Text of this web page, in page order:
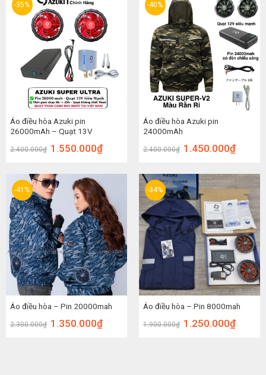
-35%
Áo điều hòa Azuki pin
26000mAh – Quạt 13V
2.400.000₫ 1.550.000₫
-40%
Áo điều hòa Azuki pin
24000mAh
2.400.000₫ 1.450.000₫
-41%
Áo điều hòa – Pin 20000mah
2.300.000₫ 1.350.000₫
-34%
Áo điều hòa – Pin 8000mah
1.900.000₫ 1.250.000₫